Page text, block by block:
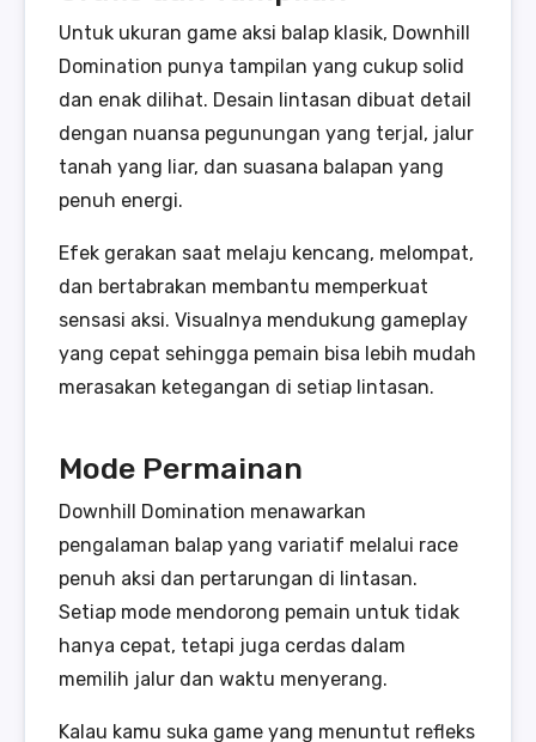
Untuk ukuran game aksi balap klasik, Downhill
Domination punya tampilan yang cukup solid
dan enak dilihat. Desain lintasan dibuat detail
dengan nuansa pegunungan yang terjal, jalur
tanah yang liar, dan suasana balapan yang
penuh energi.
Efek gerakan saat melaju kencang, melompat,
dan bertabrakan membantu memperkuat
sensasi aksi. Visualnya mendukung gameplay
yang cepat sehingga pemain bisa lebih mudah
merasakan ketegangan di setiap lintasan.
Mode Permainan
Downhill Domination menawarkan
pengalaman balap yang variatif melalui race
penuh aksi dan pertarungan di lintasan.
Setiap mode mendorong pemain untuk tidak
hanya cepat, tetapi juga cerdas dalam
memilih jalur dan waktu menyerang.
Kalau kamu suka game yang menuntut refleks